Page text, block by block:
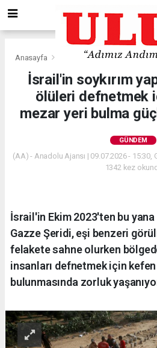
Anasayfa Gündem
İsrail'in soykırım
ölüleri defnetmek
mezar yeri bulma
GÜNDEM
(AA) - Anadolu Ajansı | 09.07.2026 - 15:30,
1342 kez
İsrail'in Ekim 2023'ten bu yana
Gazze Şeridi, eşi benzeri
felakete sahne olurken
insanları defnetmek için
bulunmasında zorluk